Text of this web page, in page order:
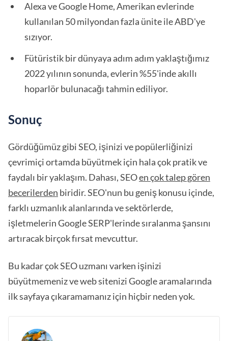
Alexa ve Google Home, Amerikan evlerinde
kullanılan 50 milyondan fazla ünite ile ABD'ye
sızıyor.
Fütüristik bir dünyaya adım adım yaklaştığımız
2022 yılının sonunda, evlerin %55'inde akıllı
hoparlör bulunacağı tahmin ediliyor.
Sonuç
Gördüğümüz gibi SEO, işinizi ve popülerliğinizi
çevrimiçi ortamda büyütmek için hala çok pratik ve
faydalı bir yaklaşım. Dahası, SEOen çok talep gören
becerilerden biridir. SEO'nun bu geniş konusu içinde,
farklı uzmanlık alanlarında ve sektörlerde,
işletmelerin Google SERP'lerinde sıralanma şansını
artıracak birçok fırsat mevcuttur.
Bu kadar çok SEO uzmanı varken işinizi
büyütmemeniz ve web sitenizi Google aramalarında
ilk sayfaya çıkaramamanız için hiçbir neden yok.